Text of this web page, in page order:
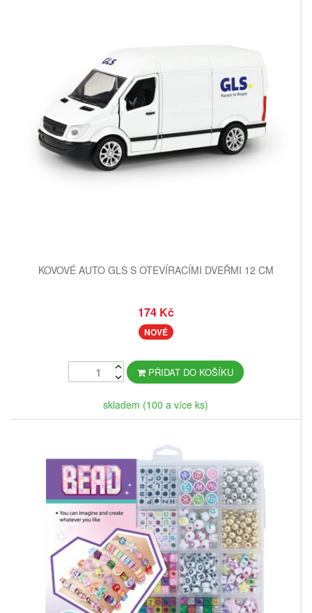
KOVOVÉ AUTO GLS S OTEVÍRACÍMI DVEŘMI 12 CM
174 Kč
NOVÉ
PŘIDAT DO KOŠÍKU
skladem (100 a více ks)